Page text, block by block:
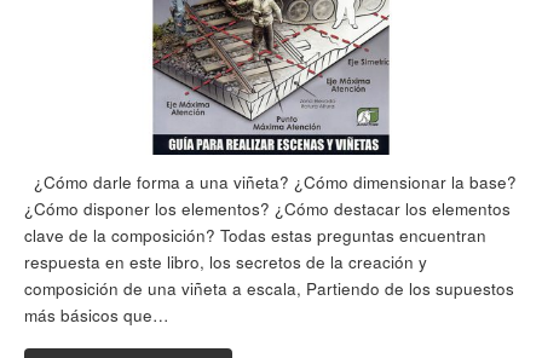
¿Cómo darle forma a una viñeta? ¿Cómo dimensionar la base?
¿Cómo disponer los elementos? ¿Cómo destacar los elementos
clave de la composición? Todas estas preguntas encuentran
respuesta en este libro, los secretos de la creación y
composición de una viñeta a escala, Partiendo de los supuestos
más básicos que…